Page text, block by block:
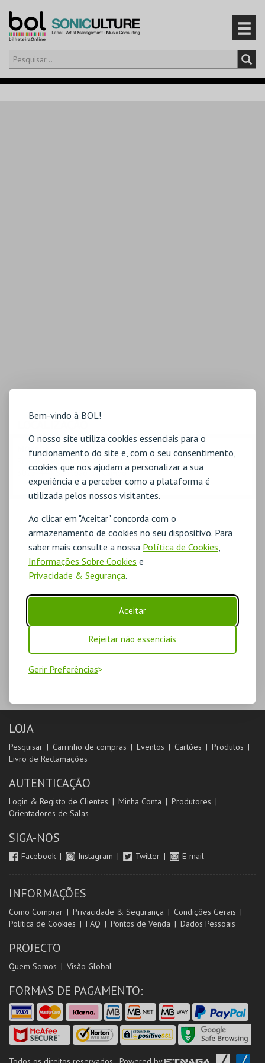
Bem-vindo à BOL!
O nosso site utiliza cookies essenciais para o
funcionamento do site e, com o seu consentimento,
cookies que nos ajudam a personalizar a sua
experiência e a perceber como a plataforma é
utilizada pelos nossos visitantes.
Ao clicar em "Aceitar" concorda com o
armazenamento de cookies no seu dispositivo. Para
saber mais consulte a nossa Política de Cookies
Informações Sobre Cookies e
Privacidade & Segurança.
Aceitar
Rejeitar não essenciais
Gerir Preferências
Olá,iniciar sessão
MORADA
Rua João Pedro Silva Cortesão, N.13
3025-444 São João do Campo
LOJA
Pesquisar Carrinho de compras Eventos Cartões
Produtos
Livro de Reclamações
AUTENTICAÇÃO
Login & Registo de Clientes Minha Conta
Produtores
Orientadores de Salas
SIGA-NOS
Facebook Instagram Twitter E-mail
INFORMAÇÕES
Como Comprar Privacidade & Segurança
Condições Gerais
Política de Cookies
FAQ Pontos de Venda Dados Pessoais
PROJECTO
Quem Somos Visão Global
FORMAS DE PAGAMENTO: